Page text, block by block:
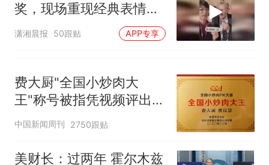
奖，现场重现经典表情
包，向中国粉丝问好
潇湘晨报 50跟贴 APP专享
费大厨"全国小炒肉大
王"称号被指凭视频评出
官方回应
中国新闻周刊 2750跟贴
美财长：过两年 霍尔木兹